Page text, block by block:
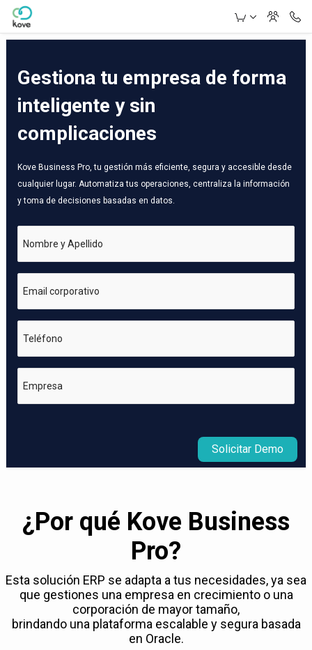
Skip to Main Content
Gestiona tu empresa de forma
inteligente y sin
complicaciones
Kove Business Pro, tu gestión más eficiente, segura y accesible desde
cualquier lugar. Automatiza tus operaciones, centraliza la información
y toma de decisiones basadas en datos.
Nombre y Apellido
Email corporativo
Teléfono
Empresa
Solicitar Demo
¿Por qué Kove Business
Pro?
Esta solución ERP se adapta a tus necesidades, ya sea
que gestiones una empresa en crecimiento o una
corporación de mayor tamaño,
brindando una plataforma escalable y segura basada
en Oracle.